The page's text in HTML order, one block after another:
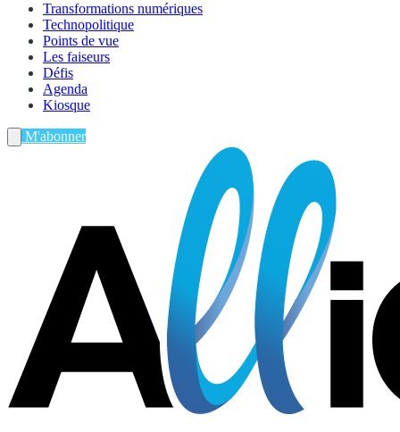
Transformations numériques
Technopolitique
Points de vue
Les faiseurs
Défis
Agenda
Kiosque
M'abonner